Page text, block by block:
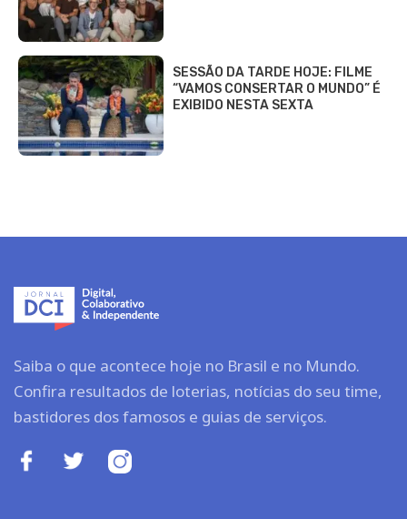
SESSÃO DA TARDE HOJE: FILME
“VAMOS CONSERTAR O MUNDO” É
EXIBIDO NESTA SEXTA
Saiba o que acontece hoje no Brasil e no Mundo.
Confira resultados de loterias, notícias do seu time,
bastidores dos famosos e guias de serviços.